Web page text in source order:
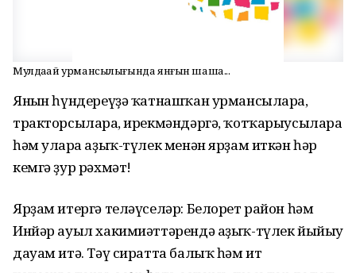
Мулдаҡай урмансылығында янғын шаша...
Янғын һүндереүҙә ҡатнашҡан урмансыларға,
тракторсыларға, ирекмәндәргә, ҡотҡарыусыларға
һәм уларға аҙыҡ-түлек менән ярҙам иткән һәр
кемгә ҙур рәхмәт!
Ярҙам итергә теләүселәр: Белорет район һәм
Инйәр ауыл хакимиәттәрендә аҙыҡ-түлек йыйыу
дауам итә. Тәү сиратта балыҡ һәм ит